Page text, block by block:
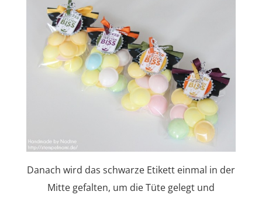
Danach wird das schwarze Etikett einmal in der
Mitte gefalten, um die Tüte gelegt und